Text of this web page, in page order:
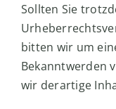
Sollten Sie
bitten wir um
Bekanntwerden
wir derartige